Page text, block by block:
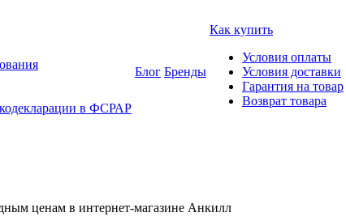
в ФСРАР
Блог Бренды
Как купить
Условия оплаты
Условия доставки
Гарантия на товар
Возврат товара
ценам в интернет-магазине Анкилл